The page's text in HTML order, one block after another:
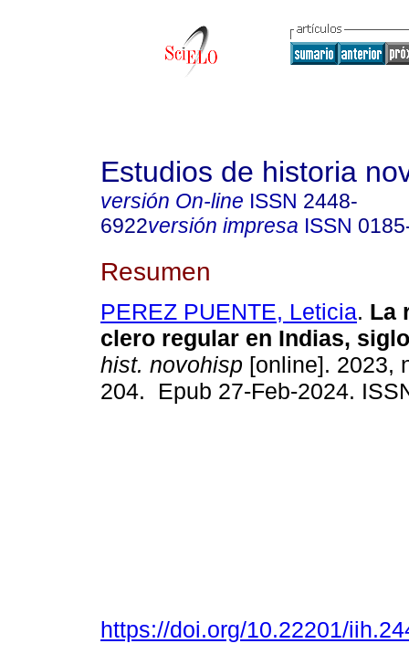
Estudios de historia
versión On-line ISSN 2448-
6922versión impresa ISSN
Resumen
PEREZ PUENTE, Leticia. La
clero regular en Indias,
hist. novohisp [online]. 2023,
204. Epub 27-Feb-2024.
https://doi.org/10.22201/